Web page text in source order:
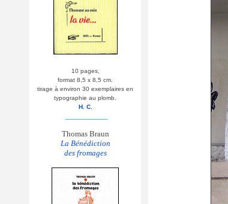
10 pages,
format 8,5 x 8,5 cm.
tirage à environ 30 exemplaires en
typographie au plomb.
H. C.
Thomas Braun
La Bénédiction
des fromages